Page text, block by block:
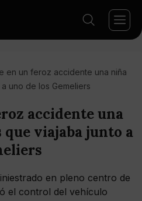
en un feroz accidente una niña
uno de los Gemeliers
accidente una
que viajaba junto a
en pleno centro de
el control del vehículo